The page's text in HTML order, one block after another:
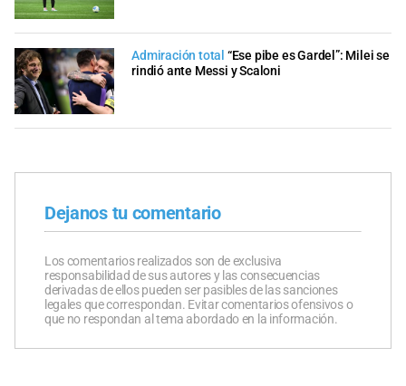
Admiración total “Ese pibe es Gardel”: Milei se
rindió ante Messi y Scaloni
Dejanos tu comentario
Los comentarios realizados son de exclusiva
responsabilidad de sus autores y las consecuencias
derivadas de ellos pueden ser pasibles de las sanciones
legales que correspondan. Evitar comentarios ofensivos o
que no respondan al tema abordado en la información.